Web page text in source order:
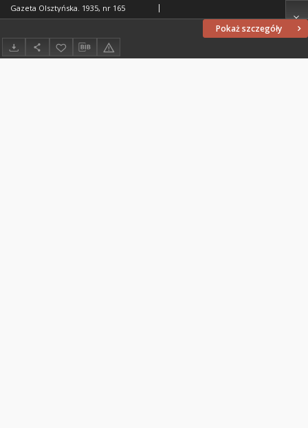
Pokaż szczegóły
Gazeta Olsztyńska. 1935, nr 165